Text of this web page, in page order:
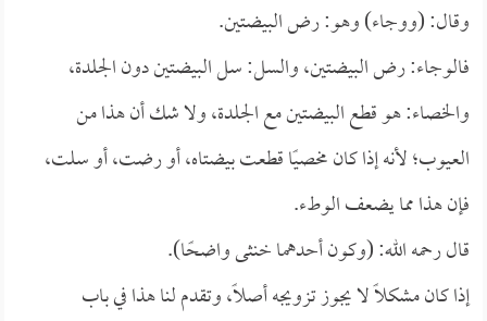
وقال: (ووجاء) وهو: رض البيضتين.
فالوجاء: رض البيضتين، والسل: سل البيضتين دون الجلدة،
والخصاء: هو قطع البيضتين مع الجلدة، ولا شك أن هذا من
العيوب؛ لأنه إذا كان مخصيًا قطعت بيضتاه، أو رضت، أو سلت،
فإن هذا مما يضعف الوطء.
قال رحمه الله: (وكون أحدهما خنثى واضحًا).
إذا كان مشكلًا لا يجوز تزويجه أصلًا، وتقدم لنا هذا في باب